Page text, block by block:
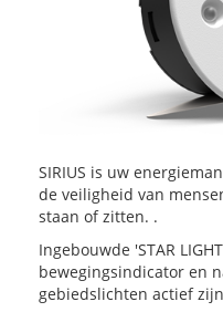
SIRIUS is uw
de veiligheid van
staan of zitten. .
Ingebouwde 'STAR
bewegingsindicator en
gebiedslichten actief